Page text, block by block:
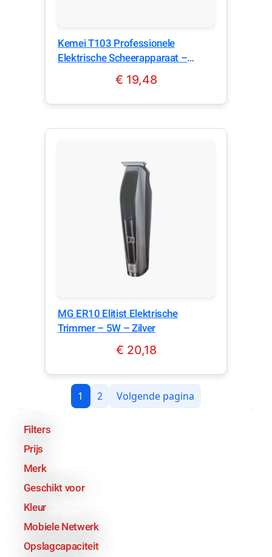
Kemei T103 Professionele
Elektrische Scheerapparaat –
Oplaadbaar – Grey
€ 19,48
MG ER10 Elitist Elektrische
Trimmer – 5W – Zilver
€ 20,18
1 2 Volgende pagina
Filters
Prijs
Merk
Geschikt voor
Kleur
Mobiele Netwerk
Opslagcapaciteit